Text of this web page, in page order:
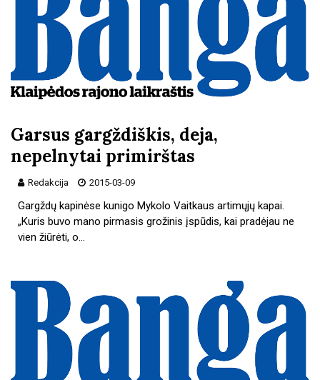
Garsus gargždiškis, deja,
nepelnytai primirštas
Redakcija 2015-03-09
Gargždų kapinėse kunigo Mykolo Vaitkaus artimųjų kapai.
„Kuris buvo mano pirmasis grožinis įspūdis, kai pradėjau ne
vien žiūrėti, o…